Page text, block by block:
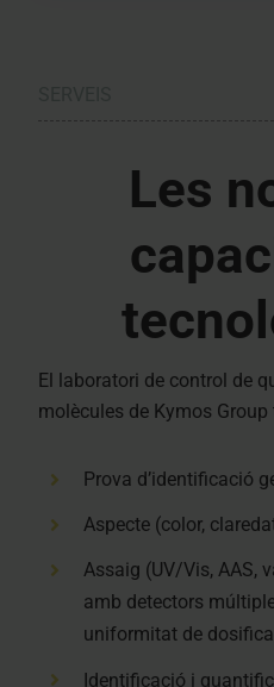
Les
El laboratori de control de
molècules de Kymos
Prova d’identificació
Aspecte (color,
Assaig (UV/Vis, AAS,
amb detectors
uniformitat de
Identificació i